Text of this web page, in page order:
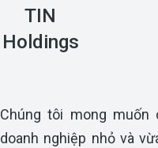
TIN
Holdings
Chúng tôi mong muốn
doanh nghiệp nhỏ và